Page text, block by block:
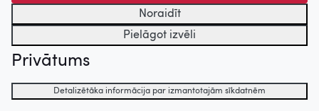
Noraidīt
Pielāgot izvēli
Privātums
Detalizētāka informācija par izmantotajām sīkdatnēm